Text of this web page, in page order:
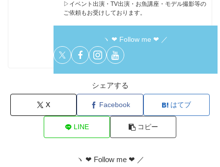
▷イベント出演・TV出演・お魚講座・モデル撮影等の
ご依頼もお受けしております。
ヽ ❤︎ Follow me ❤︎ ／
シェアする
X Facebook はてブ
LINE コピー
ヽ ❤︎ Follow me ❤︎ ／